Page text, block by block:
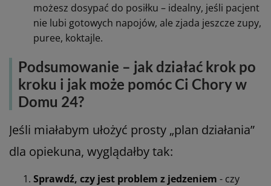
możesz dosypać do posiłku – idealny, jeśli pacjent
nie lubi gotowych napojów, ale zjada jeszcze zupy,
puree, koktajle.
Podsumowanie – jak działać krok po
kroku i jak może pomóc Ci Chory w
Domu 24?
Jeśli miałabym ułożyć prosty „plan działania”
dla opiekuna, wyglądałby tak:
Sprawdź, czy jest problem z jedzeniem - czy